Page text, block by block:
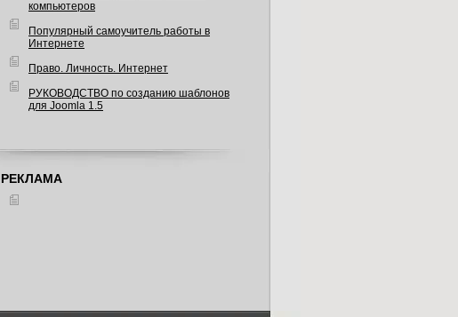
компьютеров
Популярный самоучитель работы в
Интернете
Право. Личность. Интернет
РУКОВОДСТВО по созданию шаблонов
для Joomla 1.5
РЕКЛАМА